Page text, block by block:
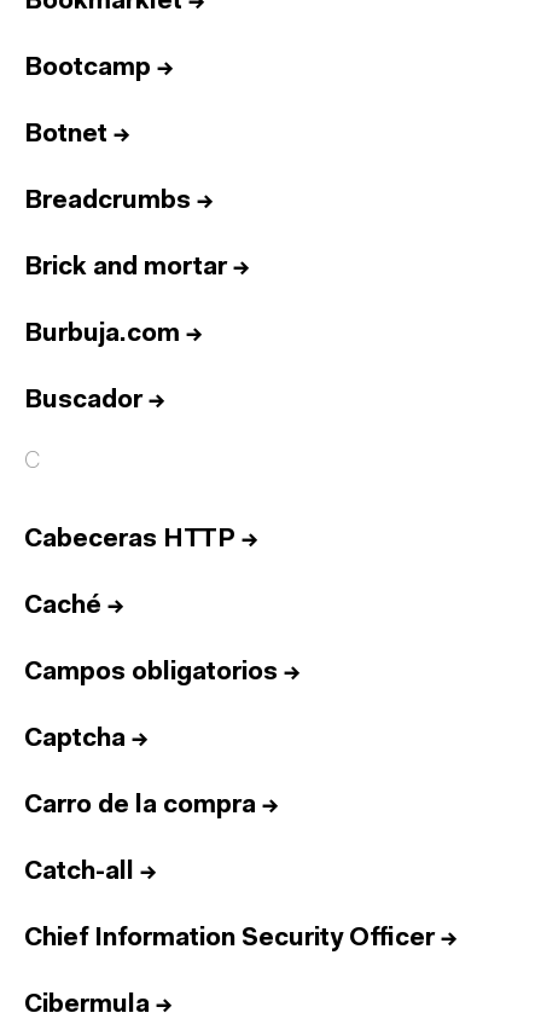
Bootcamp →
Botnet →
Breadcrumbs →
Brick and mortar→
Burbuja.com →
Buscador→
C
Cabeceras HTTP →
Caché →
Campos obligatorios →
Captcha →
Carro de la compra →
Catch-all →
Chief Information Security Officer→
Cibermula →